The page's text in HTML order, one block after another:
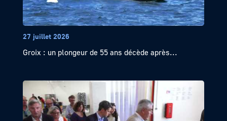
27 juillet 2026
Groix : un plongeur de 55 ans décède après...